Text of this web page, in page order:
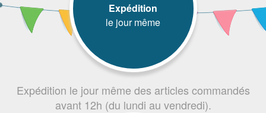
Expédition
le jour même
Expédition le jour même des articles commandés
avant 12h (du lundi au vendredi).